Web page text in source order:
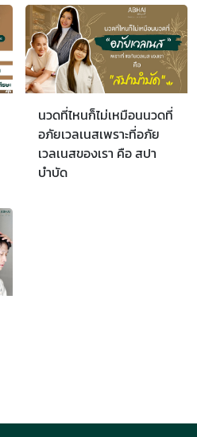
นวดที่ไหนก็ไม่เหมือนนวดที่
อภัยเวลเนสเพราะที่อภัย
เวลเนสของเรา คือ สปา
บำบัด